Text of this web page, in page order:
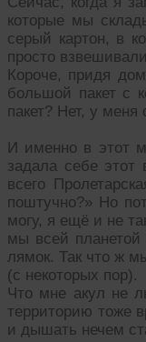
которые мы
серый картон, в
просто
Короче, придя
большой пакет с
пакет? Нет, у
И именно в этот
задала себе
всего
поштучно?» Но
могу, я ещё и не
мы всей
лямок. Так что ж
(с некоторых пор).
Что мне акул не
территорию тоже
и дышать нечем